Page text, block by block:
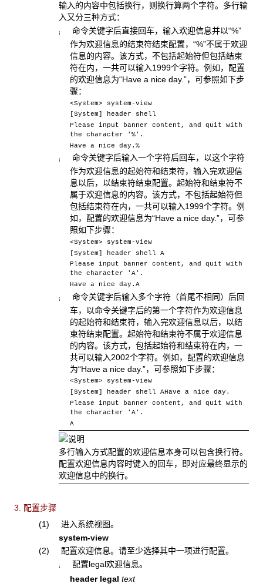
输入的内容中包括换行，则换行算两个字符。多行输
入又分三种方式：
¡
命令关键字后直接回车，输入欢迎信息并以“%”
作为欢迎信息的结束符结束配置，“%”不属于欢迎
信息的内容。该方式，不包括起始符但包括结束
符在内，一共可以输入1999个字符。例如，配置
的欢迎信息为“Have a nice day.”，可参照如下步
骤：
<System> system-view
[System] header shell
Please input banner content, and quit with
the character '%'.
Have a nice day.%
¡
命令关键字后输入一个字符后回车，以这个字符
作为欢迎信息的起始符和结束符，输入完欢迎信
息以后，以结束符结束配置。起始符和结束符不
属于欢迎信息的内容。该方式，不包括起始符但
包括结束符在内，一共可以输入1999个字符。例
如，配置的欢迎信息为“Have a nice day.”，可参
照如下步骤：
<System> system-view
[System] header shell A
Please input banner content, and quit with
the character 'A'.
Have a nice day.A
¡
命令关键字后输入多个字符（首尾不相同）后回
车，以命令关键字后的第一个字符作为欢迎信息
的起始符和结束符，输入完欢迎信息以后，以结
束符结束配置。起始符和结束符不属于欢迎信息
的内容。该方式，包括起始符和结束符在内，一
共可以输入2002个字符。例如，配置的欢迎信息
为“Have a nice day.”，可参照如下步骤：
<System> system-view
[System] header shell AHave a nice day.
Please input banner content, and quit with
the character 'A'.
A
多行输入方式配置的欢迎信息本身可以包含换行符。
配置欢迎信息内容时键入的回车，即对应最终显示的
欢迎信息中的换行。
3. 配置步骤
(1) 进入系统视图。
system-view
(2) 配置欢迎信息。请至少选择其中一项进行配置。
¡
配置legal欢迎信息。
header legal text